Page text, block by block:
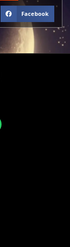
Facebook